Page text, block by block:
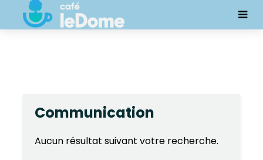
Communication
Aucun résultat suivant votre recherche.